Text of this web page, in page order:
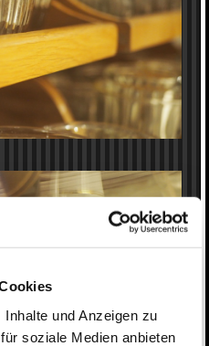
und Anzeigen zu
soziale Medien anbieten